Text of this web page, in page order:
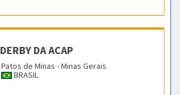
DERBY DA ACAP
Patos de Minas - Minas Gerais
BRASIL